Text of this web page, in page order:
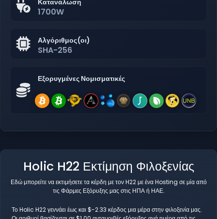
Κατανάλωση
1700W
Αλγόριθμος(οι)
SHA-256
Εξορυγμένες Νομισματικές
Holic H22 Εκτίμηση Φιλοξενίας
Εδώ μπορείτε να εκτιμήσετε τα κέρδη με τον H22 με ένα Hosting σε μία από
τις Φάρμες Εξόρυξης μας στις ΗΠΑ ή ΗΑΕ.
Το Holic H22 γεννάει έως και $-2.33 κέρδος μια μέρα στην φιλοξενία μας.